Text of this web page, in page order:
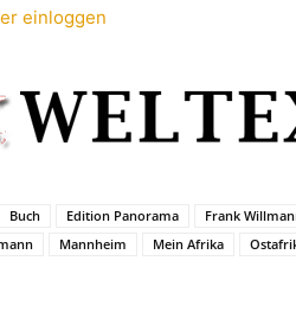
einloggen
Buch Edition Panorama Frank
Mannheim Mein Afrika